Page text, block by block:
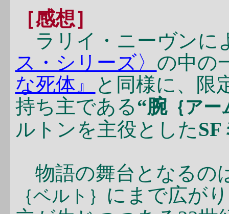
［感想］
ラリイ・ニーヴンに
ス・シリーズ〉 の中の
な死体』
と同様に、限
持ち主である“腕｛アー
ルトンを主役とした
物語の舞台となるの
｛ベルト｝ にまで広が